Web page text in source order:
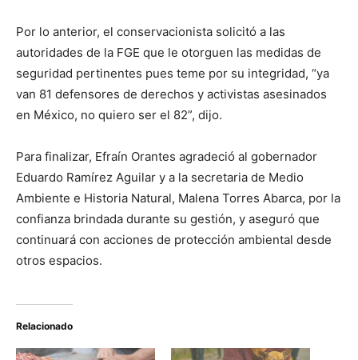
Por lo anterior, el conservacionista solicitó a las
autoridades de la FGE que le otorguen las medidas de
seguridad pertinentes pues teme por su integridad, “ya
van 81 defensores de derechos y activistas asesinados
en México, no quiero ser el 82”, dijo.
Para finalizar, Efraín Orantes agradeció al gobernador
Eduardo Ramírez Aguilar y a la secretaria de Medio
Ambiente e Historia Natural, Malena Torres Abarca, por la
confianza brindada durante su gestión, y aseguró que
continuará con acciones de protección ambiental desde
otros espacios.
Relacionado